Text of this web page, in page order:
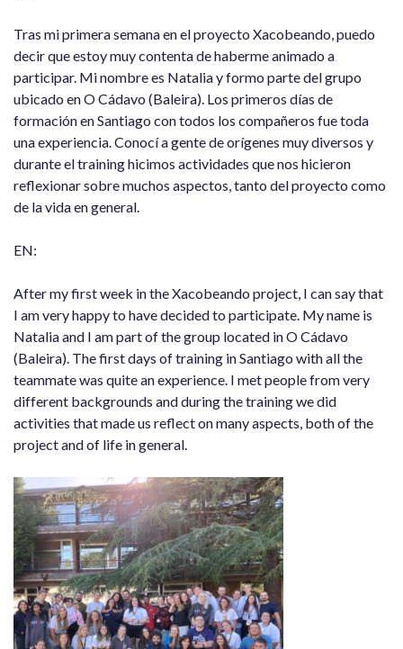
Tras mi primera semana en el proyecto Xacobeando, puedo
decir que estoy muy contenta de haberme animado a
participar. Mi nombre es Natalia y formo parte del grupo
ubicado en O Cádavo (Baleira). Los primeros días de
formación en Santiago con todos los compañeros fue toda
una experiencia. Conocí a gente de orígenes muy diversos y
durante el training hicimos actividades que nos hicieron
reflexionar sobre muchos aspectos, tanto del proyecto como
de la vida en general.
EN:
After my first week in the Xacobeando project, I can say that
I am very happy to have decided to participate. My name is
Natalia and I am part of the group located in O Cádavo
(Baleira). The first days of training in Santiago with all the
teammate was quite an experience. I met people from very
different backgrounds and during the training we did
activities that made us reflect on many aspects, both of the
project and of life in general.